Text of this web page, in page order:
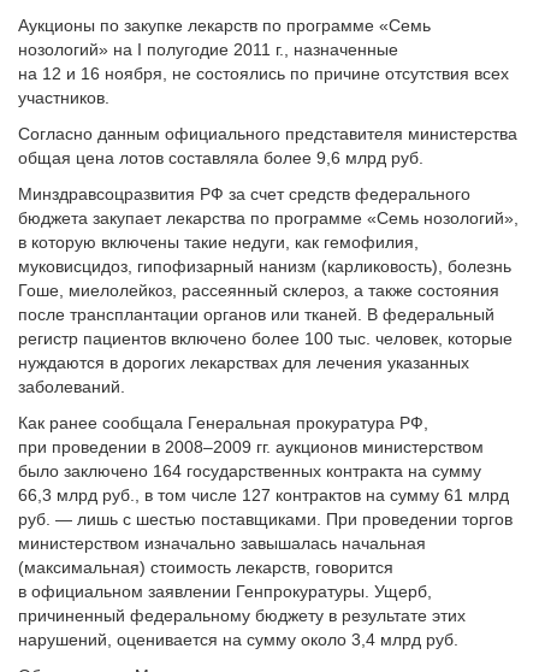
Аукционы по закупке лекарств по программе «Семь
нозологий» на I полугодие 2011 г., назначенные
на 12 и 16 ноября, не состоялись по причине отсутствия всех
участников.
Согласно данным официального представителя министерства
общая цена лотов составляла более 9,6 млрд руб.
Минздравсоцразвития РФ за счет средств федерального
бюджета закупает лекарства по программе «Семь нозологий»,
в которую включены такие недуги, как гемофилия,
муковисцидоз, гипофизарный нанизм (карликовость), болезнь
Гоше, миелолейкоз, рассеянный склероз, а также состояния
после трансплантации органов или тканей. В федеральный
регистр пациентов включено более 100 тыс. человек, которые
нуждаются в дорогих лекарствах для лечения указанных
заболеваний.
Как ранее сообщала Генеральная прокуратура РФ,
при проведении в 2008–2009 гг. аукционов министерством
было заключено 164 государственных контракта на сумму
66,3 млрд руб., в том числе 127 контрактов на сумму 61 млрд
руб. — лишь с шестью поставщиками. При проведении торгов
министерством изначально завышалась начальная
(максимальная) стоимость лекарств, говорится
в официальном заявлении Генпрокуратуры. Ущерб,
причиненный федеральному бюджету в результате этих
нарушений, оценивается на сумму около 3,4 млрд руб.